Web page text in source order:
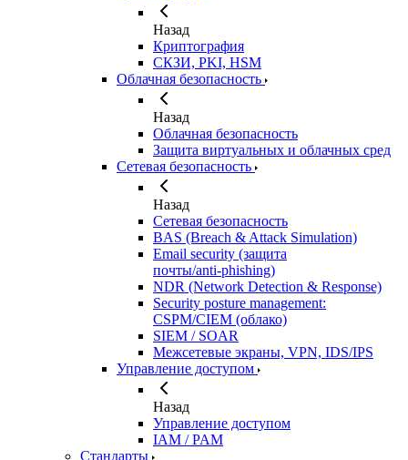
Назад
Криптография
СКЗИ, PKI, HSM
Облачная безопасность
Назад
Облачная безопасность
Защита виртуальных и облачных сред
Сетевая безопасность
Назад
Сетевая безопасность
BAS (Breach & Attack Simulation)
Email security (защита
почты/anti‑phishing)
NDR (Network Detection & Response)
Security posture management:
CSPM/CIEM (облако)
SIEM / SOAR
Межсетевые экраны, VPN, IDS/IPS
Управление доступом
Назад
Управление доступом
IAM / PAM
Стандарты